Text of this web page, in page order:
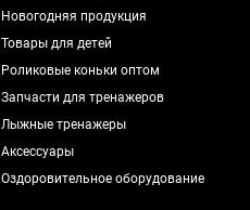
Новогодняя продукция
Товары для детей
Роликовые коньки оптом
Запчасти для тренажеров
Лыжные тренажеры
Аксессуары
Оздоровительное оборудование